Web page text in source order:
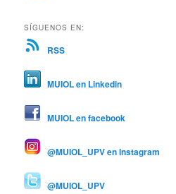
SÍGUENOS EN:
RSS
MUIOL en Linkedin
MUIOL en facebook
@MUIOL_UPV en Instagram
@MUIOL_UPV